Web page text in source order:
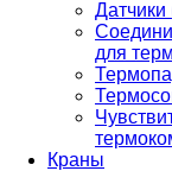
для
Краны